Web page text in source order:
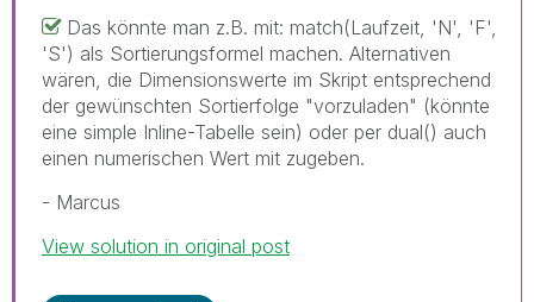
Das könnte man z.B. mit: match(Laufzeit, 'N', 'F',
'S') als Sortierungsformel machen. Alternativen
wären, die Dimensionswerte im Skript entsprechend
der gewünschten Sortierfolge "vorzuladen" (könnte
eine simple Inline-Tabelle sein) oder per dual() auch
einen numerischen Wert mit zugeben.
- Marcus
View solution in original post